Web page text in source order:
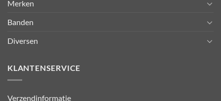
Merken
Banden
Diversen
KLANTENSERVICE
Verzendinformatie